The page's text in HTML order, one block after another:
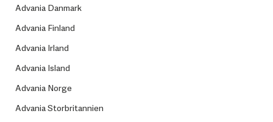
Advania Danmark
Advania Finland
Advania Irland
Advania Island
Advania Norge
Advania Storbritannien